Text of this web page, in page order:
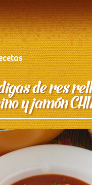
Recetas de
Cuidando
de res
y jamón